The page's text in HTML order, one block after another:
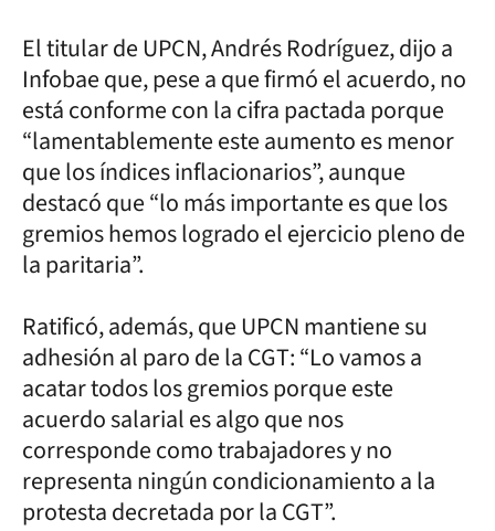
El titular de UPCN, Andrés Rodríguez, dijo a
Infobae que, pese a que firmó el acuerdo, no
está conforme con la cifra pactada porque
“lamentablemente este aumento es menor
que los índices inflacionarios”, aunque
destacó que “lo más importante es que los
gremios hemos logrado el ejercicio pleno de
la paritaria”.
Ratificó, además, que UPCN mantiene su
adhesión al paro de la CGT: “Lo vamos a
acatar todos los gremios porque este
acuerdo salarial es algo que nos
corresponde como trabajadores y no
representa ningún condicionamiento a la
protesta decretada por la CGT”.